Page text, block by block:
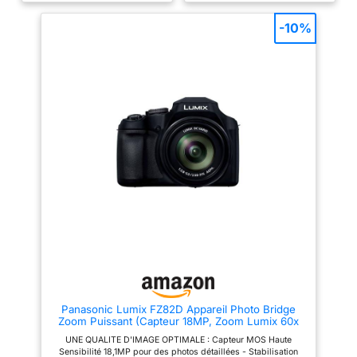
secousses pour un rendu précis
et net. LA CRÉATIVITÉ À
PORTÉE DE MAIN : ajoutez
époustouflants avec les filtres
créatifs et la fonction de
utilisez Camera Connect pour
hybride Canon EOS R100 à
votre smartphone pour des
transfert de fichiers via le
améliorées, c’est le choix idéal
pour les créateurs de contenu et
les vloggers recherchant une
SOUS TOUS LES ANGLES
Enregistrez des vidéos 4K
époustouflantes avec un
suréchantillonnage 6K pour une
netteté et une clarté maximales,
ou prenez des photos de 24,2
mégapixels avec une
profondeur de couleur et de
compact et léger. PRÊT POUR
zoom motorisé 16-50 mm OSS II
fourni offre une grande
vidéo. Capturez des scènes
Panasonic Lumix FZ82D Appareil Photo Bridge
Zoom Puissant (Capteur 18MP, Zoom Lumix 60x
Tactile, Vidéo 4K, Stabilisation) Noir
UNE QUALITE D'IMAGE OPTIMALE : Capteur MOS Haute
Sensibilité 18,1MP pour des photos détaillées - Stabilisation
-10%